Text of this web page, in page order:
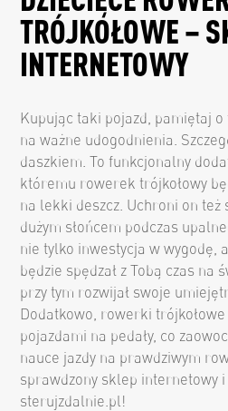
TRÓJKOŁOWE –
INTERNETOWY
Kupując taki pojazd, pamiętaj
na ważne udogodnienia.
daszkiem. To funkcjonalny
któremu rowerek trójkołowy
na lekki deszcz. Uchroni on też
dużym słońcem podczas
nie tylko inwestycja w wygodę,
będzie spędzał z Tobą czas na
przy tym rozwijał swoje
Dodatkowo, rowerki
pojazdami na pedały, co
nauce jazdy na prawdziwym
sprawdzony sklep internetowy i
sterujzdalnie.pl!